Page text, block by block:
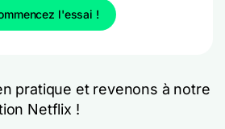
l'essai !
pratique et revenons à notre
Netflix !